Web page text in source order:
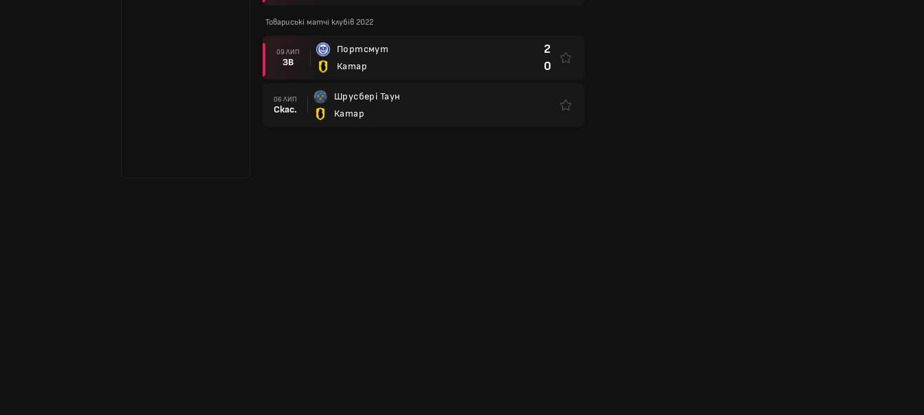
Товариські матчі клубів 2022
09 ЛИП
ЗВ
Портсмут
Катар
2
0
06 ЛИП
Скас.
Шрусбері Таун
Катар